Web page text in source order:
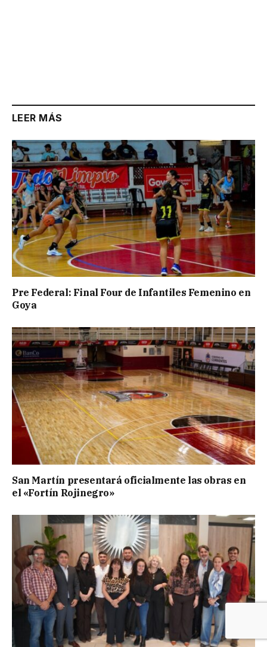
LEER MÁS
Pre Federal: Final Four de Infantiles Femenino en
Goya
San Martín presentará oficialmente las obras en
el «Fortín Rojinegro»